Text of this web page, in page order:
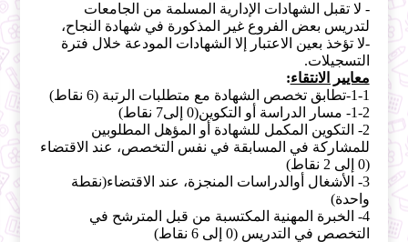
- لا تقبل الشهادات الإدارية المسلمة من الجامعات
لتدريس بعض الفروع غير المذكورة في شهادة النجاح،
-لا تؤخذ بعين الاعتبار إلا الشهادات المودعة خلال فترة
التسجيلات.
معايير الانتقاء:
1-1-تطابق تخصص الشهادة مع متطلبات الرتبة (6 نقاط)
1-2- مسار الدراسة أو التكوين(0 إلى7 نقاط)
2- التكوين المكمل للشهادة أو المؤهل المطلوبين
للمشاركة في المسابقة في نفس التخصص، عند الاقتضاء
(0 إلى 2 نقاط)
3- الأشغال أوالدراسات المنجزة، عند الاقتضاء(نقطة
واحدة)
4- الخبرة المهنية المكتسبة من قبل المترشح في
التخصص في التدريس (0 إلى 6 نقاط)